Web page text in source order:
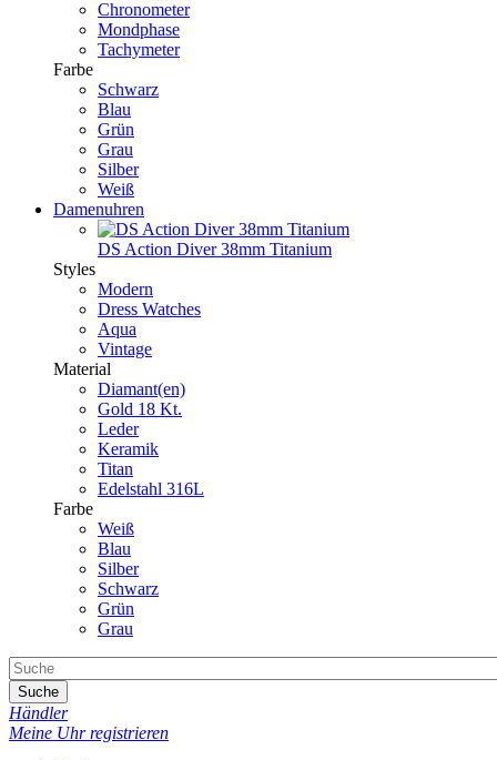
Chronometer
Mondphase
Tachymeter
Farbe
Schwarz
Blau
Grün
Grau
Silber
Weiß
Damenuhren
DS Action Diver 38mm Titanium
Styles
Modern
Dress Watches
Aqua
Vintage
Material
Diamant(en)
Gold 18 Kt.
Leder
Keramik
Titan
Edelstahl 316L
Farbe
Weiß
Blau
Silber
Schwarz
Grün
Grau
Suche
Händler
Meine Uhr registrieren